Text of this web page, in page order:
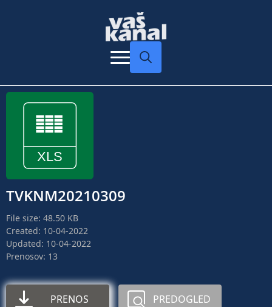
TVKNM20210309
File size: 48.50 KB
Created: 10-04-2022
Updated: 10-04-2022
Prenosov: 13
PRENOS PREDOGLED